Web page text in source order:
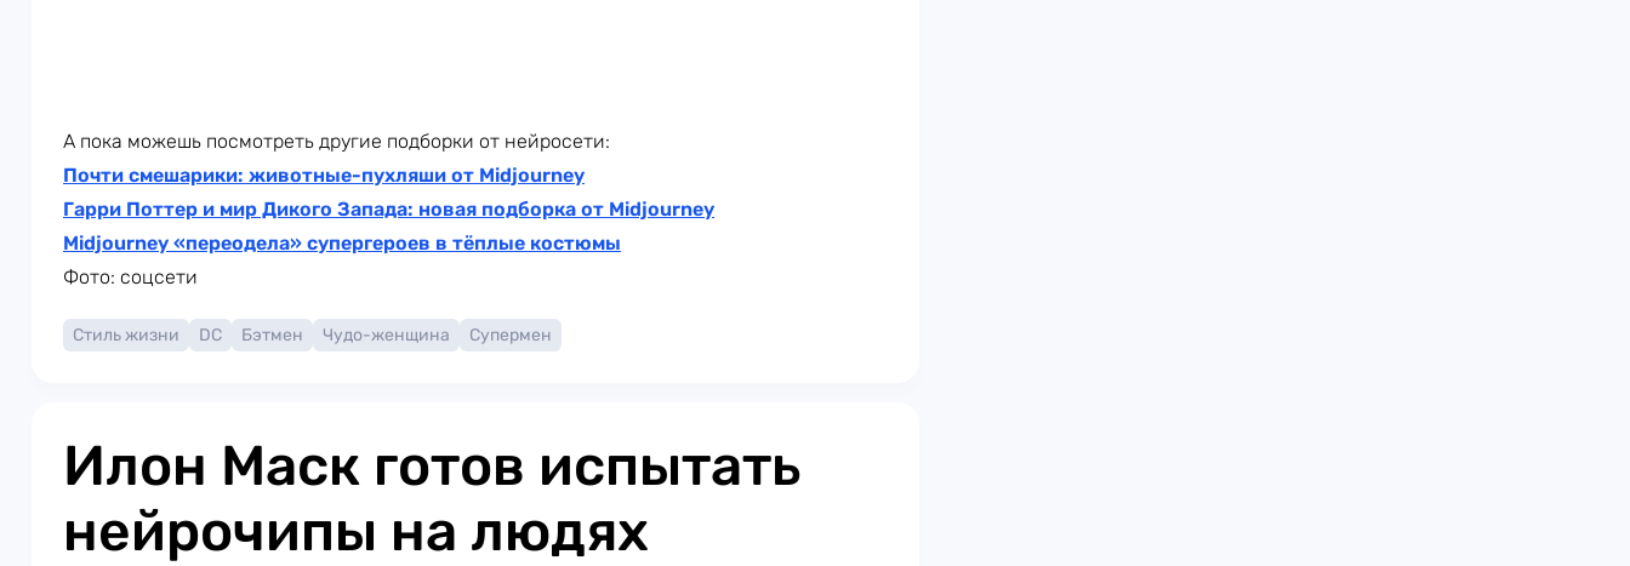
А пока можешь посмотреть другие подборки от нейросети:
Почти смешарики: животные-пухляши от Midjourney
Гарри Поттер и мир Дикого Запада: новая подборка от Midjourney
Midjourney «переодела» супергероев в тёплые костюмы
Фото: соцсети
Стиль жизни DC Бэтмен Чудо-женщина Супермен
Илон Маск готов испытать
нейрочипы на людях